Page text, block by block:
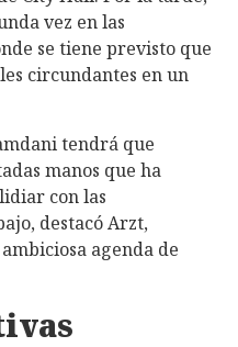
vez en las
se tiene previsto que
circundantes en un
tendrá que
manos que ha
con las
destacó Arzt,
agenda de